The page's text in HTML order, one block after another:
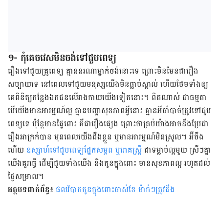
១- កុំ​គេច​វេស​មិន​ចង់​ទៅ​ជួប​ពេទ្យ
រឿង​ទៅ​ជួយ​គ្រូពេទ្យ គ្មាន​នរណា​ម្នាក់​ចង់​នោះ​ទេ ព្រោះ​មិន​មែន​ជា​រឿង​
សប្បាយ​ទេ នៅ​ពេល​ទៅ​ជួយ​មនុស្ស​យើង​មិន​ធ្លាប់​ស្គាល់ ហើយ​ថែម​ទាំង​ឲ្យ​
គេ​ពិនិត្យ​កន្លែង​ឯកជន​លើ​រាង​កាយ​យើង​ទៀត​នោះ។ ពិត​ណាស់ ជា​ធម្មតា​
បើ​យើង​មាន​អារម្មណ៍​ល្អ គ្មាន​បញ្ហា​សុខភាព​អ្វី​នោះ គ្មាន​អី​ចាំ​បាច់​ត្រូវ​ទៅ​ជួប​
ពេទ្យ​ទេ ប៉ុន្តែ​មាន​ផ្ទៃ​ពោះ គឺ​ជា​រឿង​ផ្សេង ព្រោះ​ថា​គ្រប់​យ៉ាង​អាច​នឹង​ប្រែ​ជា​
រឿង​អាក្រក់​បាន មុន​ពេល​យើង​ដឹង​ខ្លួន ឬ​មាន​អារម្មណ៍​មិន​ស្រួល។ អ៊ីចឹង​
ហើយ ឧស្សាហ៍​ទៅ​ជួប​ពេទ្យ​ផ្នែក​សម្ភព ឬ​រោគ​ស្ត្រី ជា​ទម្លាប់​ល្អ​មួយ ស្រីៗ​គ្នា​
យើង​គួរ​ធ្វើ ដើម្បី​ជួយ​ទាំង​យើង និង​កូន​ក្នុង​ពោះ មាន​សុខភាព​ល្អ ​រហូត​ដល់​
ថ្ងៃ​សម្រាល។
អត្ថបទពាក់ព័ន្ធ៖ ផលវិបាកកូនក្នុងពោះចាស់ខែ ម៉ាក់ៗត្រូវដឹង